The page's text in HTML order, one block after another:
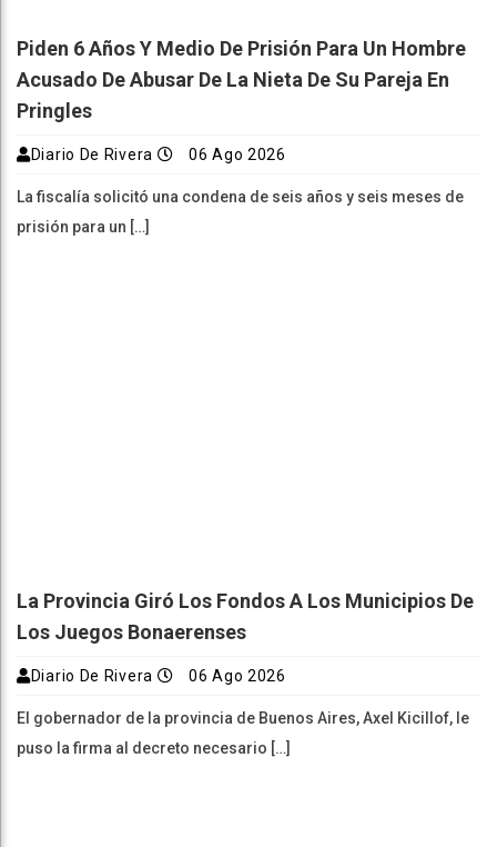
Piden 6 Años Y Medio De Prisión Para Un Hombre
Acusado De Abusar De La Nieta De Su Pareja En
Pringles
Diario De Rivera 06 Ago 2026
La fiscalía solicitó una condena de seis años y seis meses de
prisión para un […]
La Provincia Giró Los Fondos A Los Municipios De
Los Juegos Bonaerenses
Diario De Rivera 06 Ago 2026
El gobernador de la provincia de Buenos Aires, Axel Kicillof, le
puso la firma al decreto necesario […]